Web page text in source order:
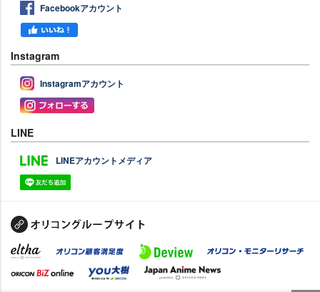
Facebookアカウント
Instagram
Instagramアカウント
LINE
LINEアカウントメディア